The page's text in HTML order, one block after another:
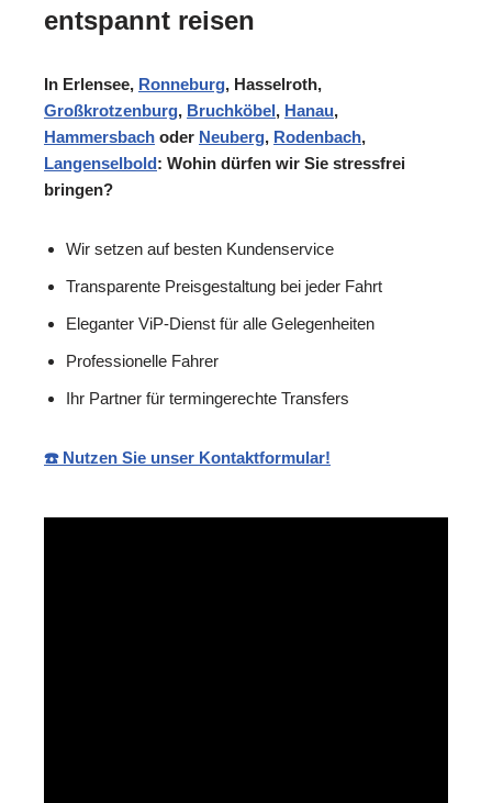
entspannt reisen
In Erlensee, Ronneburg, Hasselroth,
Großkrotzenburg, Bruchköbel, Hanau,
Hammersbach oder Neuberg, Rodenbach,
Langenselbold: Wohin dürfen wir Sie stressfrei
bringen?
Wir setzen auf besten Kundenservice
Transparente Preisgestaltung bei jeder Fahrt
Eleganter ViP-Dienst für alle Gelegenheiten
Professionelle Fahrer
Ihr Partner für termingerechte Transfers
☎️ Nutzen Sie unser Kontaktformular!